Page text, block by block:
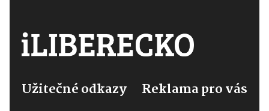
Užitečné odkazy Reklama pro vás